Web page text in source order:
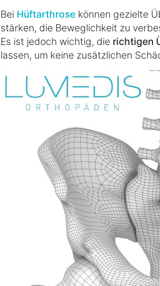
Bei Hüftarthrose können gezielte
stärken, die Beweglichkeit zu
Es ist jedoch wichtig, die richtigen
lassen, um keine zusätzlichen